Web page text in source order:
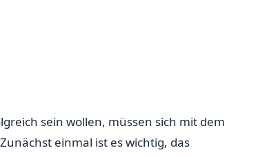
sein wollen, müssen sich mit dem
einmal ist es wichtig, das